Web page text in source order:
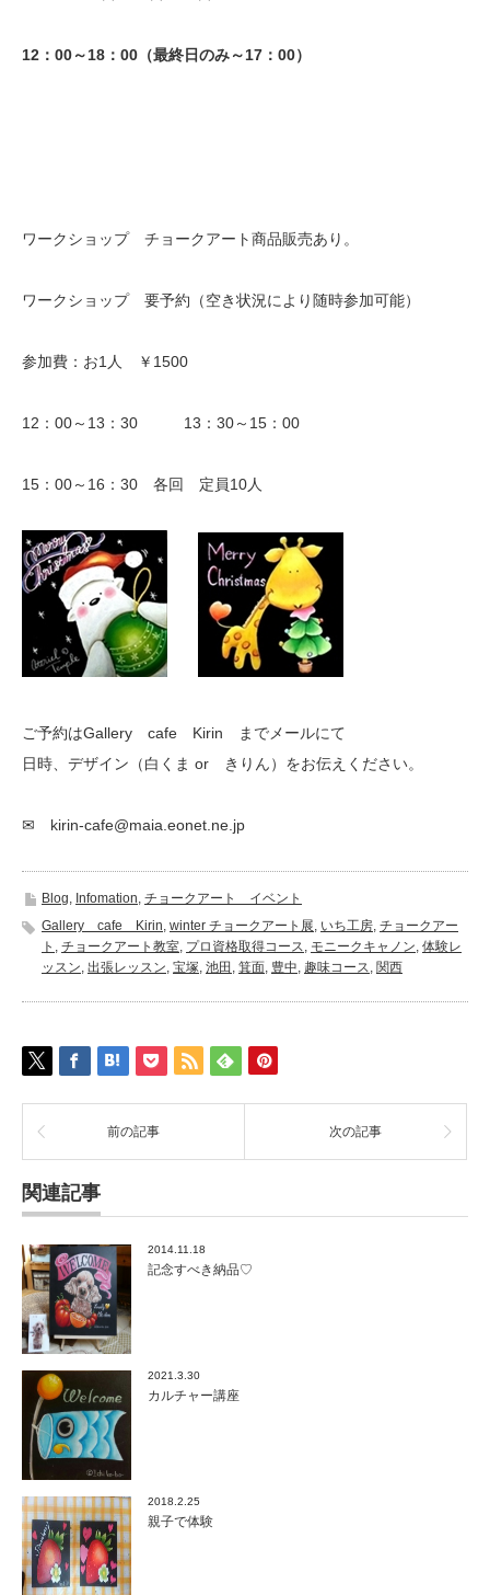
12：00～18：00（最終日のみ～17：00）
ワークショップ チョークアート商品販売あり。
ワークショップ 要予約（空き状況により随時参加可能）
参加費：お1人 ￥1500
12：00～13：30 13：30～15：00
15：00～16：30 各回 定員10人
ご予約はGallery cafe Kirin までメールにて
日時、デザイン（白くま or きりん）をお伝えください。
✉ kirin-cafe@maia.eonet.ne.jp
Blog, Infomation, チョークアート イベント
Gallery cafe Kirin, winter チョークアート展, いち工房, チョークアー
ト , チョークアート教室, プロ資格取得コース, モニークキャノン, 体験レ
ッスン, 出張レッスン, 宝塚, 池田 , 箕面, 豊中, 趣味コース, 関西
前の記事 次の記事
関連記事
2014.11.18
記念すべき納品♡
2021.3.30
カルチャー講座
2018.2.25
親子で体験